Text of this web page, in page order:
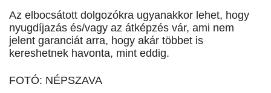
Az elbocsátott dolgozókra ugyanakkor lehet, hogy
nyugdíjazás és/vagy az átképzés vár, ami nem
jelent garanciát arra, hogy akár többet is
kereshetnek havonta, mint eddig.
FOTÓ: NÉPSZAVA